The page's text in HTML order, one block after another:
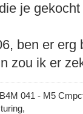
je
ben er
zou ik er
041 - M5